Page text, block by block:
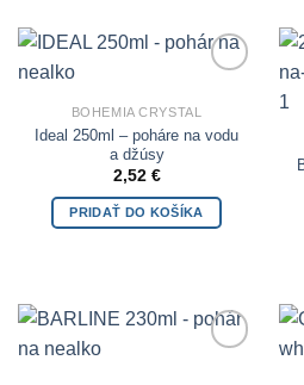
BOHEMIA CRYSTAL
Ideal 250ml – poháre na vodu
a džúsy
2,52 €
PRIDAŤ DO KOŠÍKA